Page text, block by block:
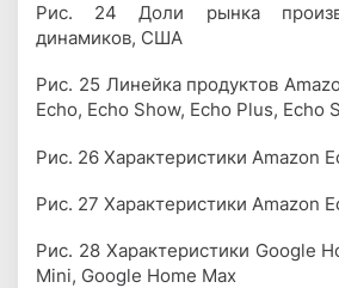
Рис. 24 Доли рынка
динамиков, США
Рис. 25 Линейка продуктов
Echo, Echo Show, Echo Plus, Echo
Рис. 26 Характеристики Amazon
Рис. 27 Характеристики Amazon
Рис. 28 Характеристики Google
Mini, Google Home Max